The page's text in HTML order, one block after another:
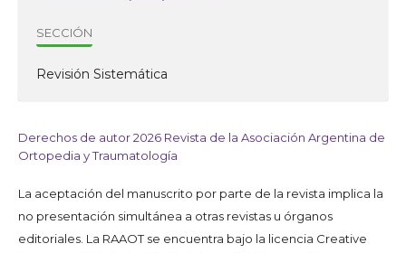
SECCIÓN
Revisión Sistemática
Derechos de autor 2026 Revista de la Asociación Argentina de
Ortopedia y Traumatología
La aceptación del manuscrito por parte de la revista implica la
no presentación simultánea a otras revistas u órganos
editoriales. La RAAOT se encuentra bajo la licencia Creative